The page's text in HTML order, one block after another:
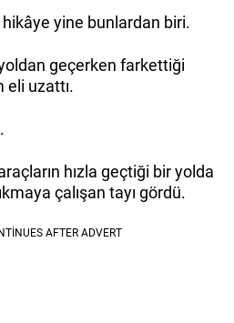
hikâye yine bunlardan biri.
geçerken farkettiği
eli uzattı.
hızla geçtiği bir yolda
çalışan tayı gördü.